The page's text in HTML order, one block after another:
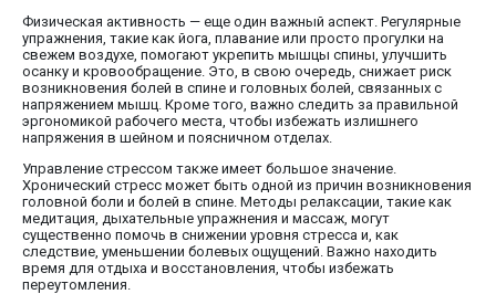
Физическая активность — еще один важный аспект. Регулярные
упражнения, такие как йога, плавание или просто прогулки на
свежем воздухе, помогают укрепить мышцы спины, улучшить
осанку и кровообращение. Это, в свою очередь, снижает риск
возникновения болей в спине и головных болей, связанных с
напряжением мышц. Кроме того, важно следить за правильной
эргономикой рабочего места, чтобы избежать излишнего
напряжения в шейном и поясничном отделах.
Управление стрессом также имеет большое значение.
Хронический стресс может быть одной из причин возникновения
головной боли и болей в спине. Методы релаксации, такие как
медитация, дыхательные упражнения и массаж, могут
существенно помочь в снижении уровня стресса и, как
следствие, уменьшении болевых ощущений. Важно находить
время для отдыха и восстановления, чтобы избежать
переутомления.